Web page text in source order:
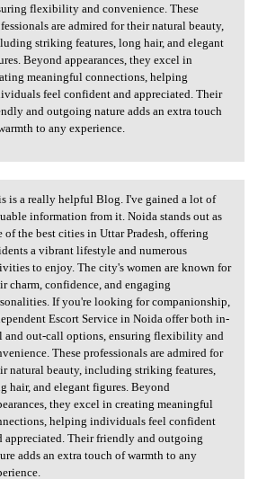
flexibility and convenience. These
are admired for their natural beauty,
striking features, long hair, and elegant
Beyond appearances, they excel in
meaningful connections, helping
feel confident and appreciated. Their
and outgoing nature adds an extra touch
to any experience.
is a really helpful Blog
is a really helpful Blog. I've gained a lot of
information from it. Noida stands out as
of the best cities in Uttar Pradesh, offering
a vibrant lifestyle and numerous
to enjoy. The city's women are known for
charm, confidence, and engaging
If you're looking for companionship,
Escort Service in Noida offer both in-
and out-call options, ensuring flexibility and
These professionals are admired for
natural beauty, including striking features,
hair, and elegant figures. Beyond
they excel in creating meaningful
helping individuals feel confident
appreciated. Their friendly and outgoing
adds an extra touch of warmth to any